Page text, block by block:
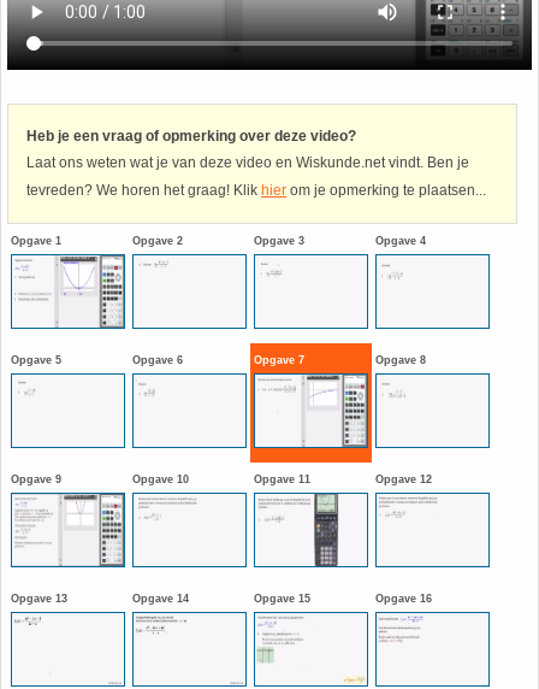
Heb je een vraag of opmerking over deze video?
Laat ons weten wat je van deze video en Wiskunde.net vindt. Ben je
tevreden? We horen het graag! Klik hier om je opmerking te plaatsen...
Opgave 1 Opgave 2 Opgave 3 Opgave 4
Opgave 5 Opgave 6 Opgave 7 Opgave 8
Opgave 9 Opgave 10 Opgave 11 Opgave 12
Opgave 13 Opgave 14 Opgave 15 Opgave 16
Havo
HAVO 4A - Hoofdstuk 5 - Lineaire verbanden
HAVO 4B - Hoofdstuk 4 - Werken met formules
HAVO 4B - Hoofdstuk 5 - Machten, exponenten
en logaritmen
HAVO 4B - Hoofdstuk 6 - De afgeleide functie
HAVO 5B - Hoofdstuk 7 - Lijnen en cirkels
HAVO 5B - Hoofdstuk 8 - Goniometrie
HAVO 5B - Hoofdstuk 9 - Exponentiële verbanden
HAVO 5B - Hoofdstuk 10 - Meetkundige
berekeningen
9. Het getal van Euler
10. Inhoud bol
11. Inhoud cilinder
12. Inhoud kegel
13. Inhoud piramide
16. Logaritmen
17. Machten
18. Matrices